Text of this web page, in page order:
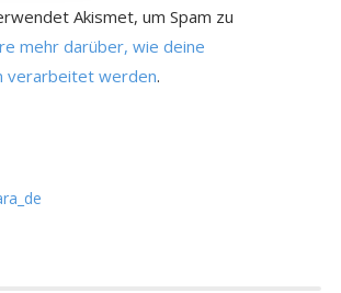
Akismet, um Spam zu
mehr darüber, wie deine
verarbeitet werden.